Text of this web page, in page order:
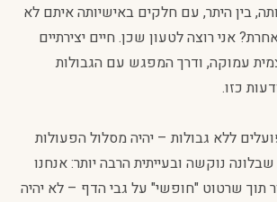
בין היתר, עם חלקים באישיותה איתם לא
אני רוצה לטעון שכן. חיים יצירתיים
עמוקה, ודרך המפגש עם הגבולות
כזו.
ללא גבולות – יהיה מסלול הפעולות
נוקשה ובעייתית הרבה יותר: אנחנו
תוך שרטוט "חופשי" על גבי הדף – לא יהיה